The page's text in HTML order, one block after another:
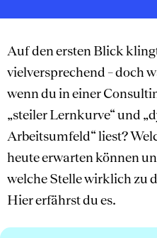
Auf den ersten Blick
vielversprechend – doch
wenn du in einer
„steiler Lernkurve“ und
Arbeitsumfeld“ liest?
heute erwarten können
welche Stelle wirklich zu
Hier erfährst du es.